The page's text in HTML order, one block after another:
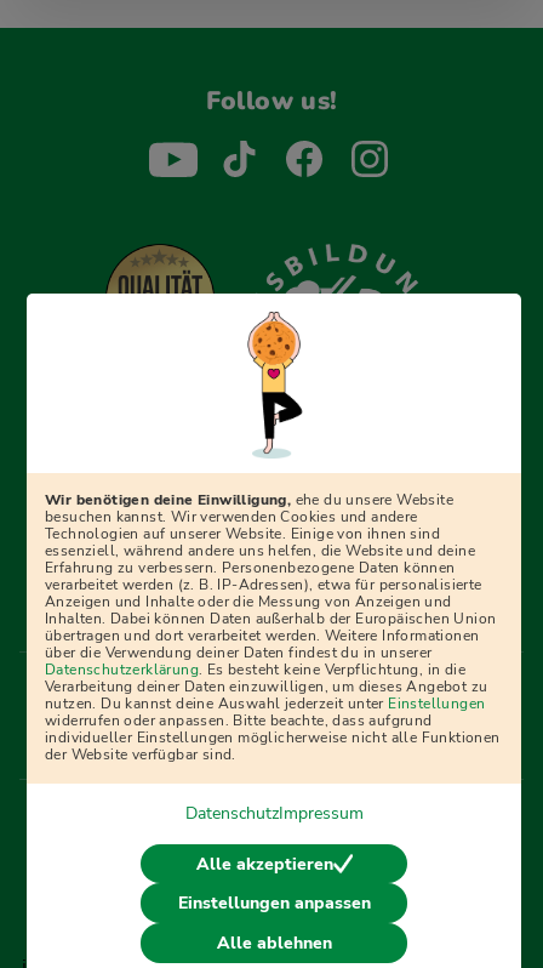
Follow us!
Erfolgreich bewerben mit Ausbildungspark: Wir
begleiten dich Schritt für Schritt bei deinem Start in den
Ratgebern und Prüfungspaketen, interaktiven
Videokursen und vielem mehr. Für alle, die was werden
wollen!
Menü Fußleiste
Impressum Bildquellen Presse
Mediadaten
Partner
AGB Datenschutz
Widerrufsbelehrung
Bestellung
Affiliate Partner Cookies
Vertrag widerrufen
© 2026 Ausbildungspark Verlag. Alle Rechte vorbehalten.
Wir benötigen deine Einwilligung, ehe du unsere Website
besuchen kannst. Wir verwenden Cookies und andere
Technologien auf unserer Website. Einige von ihnen sind
essenziell, während andere uns helfen, die Website und deine
Erfahrung zu verbessern. Personenbezogene Daten können
verarbeitet werden (z. B. IP-Adressen), etwa für personalisierte
Anzeigen und Inhalte oder die Messung von Anzeigen und
Inhalten. Dabei können Daten außerhalb der Europäischen Union
übertragen und dort verarbeitet werden. Weitere Informationen
über die Verwendung deiner Daten findest du in unserer
Datenschutzerklärung. Es besteht keine Verpflichtung, in die
Verarbeitung deiner Daten einzuwilligen, um dieses Angebot zu
nutzen. Du kannst deine Auswahl jederzeit unter Einstellungen
widerrufen oder anpassen. Bitte beachte, dass aufgrund
individueller Einstellungen möglicherweise nicht alle Funktionen
der Website verfügbar sind.
DatenschutzImpressum
Alle akzeptieren
Einstellungen anpassen
Alle ablehnen